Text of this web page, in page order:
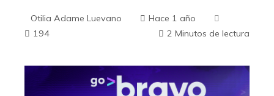
Otilia Adame Luevano
Hace 1 año
194
2 Minutos de lectura